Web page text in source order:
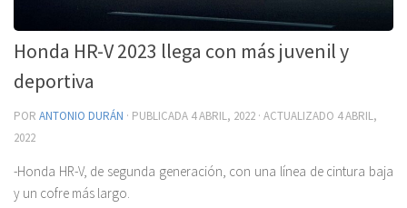
Honda HR-V 2023 llega con más juvenil y
deportiva
POR ANTONIO DURÁN · PUBLICADA 4 ABRIL, 2022 · ACTUALIZADO 4 ABRIL,
2022
-Honda HR-V, de segunda generación, con una línea de cintura baja
y un cofre más largo.